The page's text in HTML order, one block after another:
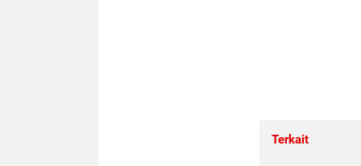
Terkait